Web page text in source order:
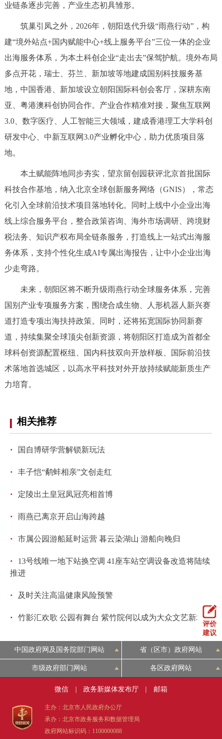
回到顶部
业链条逐步完善，产业生态初具雏形。
筑巢引凤之外，2026年，朝阳迭代升级“雨燕行动”，构
建“境外站点+国内赋能中心+线上服务平台”三位一体的企业
出海服务体系，为本土科创企业“走出去”保驾护航。境外布局
多点开花，瑞士、芬兰、新加坡等地建成国别科技服务基
地，中国香港、新加坡设立朝阳国际科创会客厅，深耕东南
亚、粤港澳科创协同合作。产业合作精准对接，聚焦互联网
3.0、数字医疗、人工智能三大领域，建成香港理工大学科创
研发中心、中新互联网3.0产业孵化中心，助力优质项目落
地。
本土赋能阵地同步夯实，望京留创园获评北京首批国际
科技合作基地，纳入北京全球创新服务网络（GNIS），常态
化引入全球前沿技术项目落地转化。同时上线中小企业出海
线上综合服务平台，整合政策咨询、海外市场调研、跨境财
税法务、知识产权布局全链条服务，打造线上一站式出海服
务体系，支持个性化生成AI专属出海报告，让中小企业出海
少走弯路。
未来，朝阳区将不断升级雨燕行动全球服务体系，完善
国别产业专项服务方案，围绕合成生物、人形机器人新兴赛
道打造专项出海扶持政策。同时，还将拓宽国际协同新赛
道，持续集聚全球顶尖创新资源，将朝阳区打造成为首都全
球科创资源配置枢纽、国内科技双向开放样板、国际前沿技
术落地首选城区，以高水平科技对外开放持续赋能新质生产
力培育。
相关推荐
· 国自博研学营解锁新玩法
· 丰子恺“鹬蚌相亲”文创走红
· 定陵出土皇冠凤冠亮相首博
· 雨燕已离京开启山海跨越
· 市属公园游船延时运营 暮云染湖山 游船向晚归
·
13号线唯一地下站换空调 41座车站空调设备改造将陆续
推进
· 及时关注高温健康风险预警
· 竹影汇欢歌 公园有舞台 紫竹院何以成为大众文艺新地标
评价
建议
中国政府网及国务院部门网站 省（区市）政府网站
市级政府部门网站 各区政府网站
微信 政务新媒体发布厅 邮箱
主办：北京市人民政府办公厅
承办：北京市政务服务和数据管理局
政府网站标识码：1100000088